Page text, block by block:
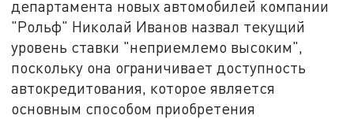
департамента новых автомобилей компании
"Рольф" Николай Иванов назвал текущий
уровень ставки "неприемлемо высоким",
поскольку она ограничивает доступность
автокредитования, которое является
основным способом приобретения